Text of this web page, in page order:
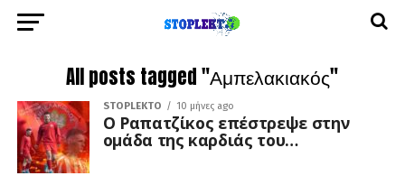
All posts tagged "Αμπελακιακός"
STOPLEKTO 10 μήνες ago
Ο Ραπατζίκος επέστρεψε στην
ομάδα της καρδιάς του…